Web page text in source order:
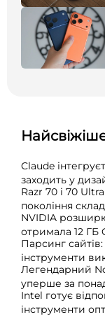
Claude
заходить у
Razr 70 і 70
покоління
NVIDIA
отримала 12 ГБ
Парсинг
інструменти
Легендарний
уперше за
Intel готує
інструменти